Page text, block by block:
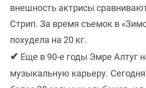
внешность актрисы
Стрип. За время съемок в
похудела на 20 кг.
✔ Еще в 90-е годы Эмре Алтуг
музыкальную карьеру. Сегодня